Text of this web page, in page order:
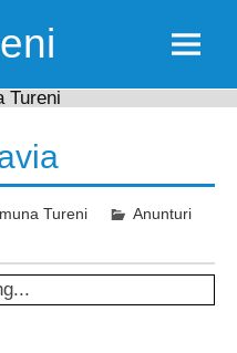
Tureni
Anunturi